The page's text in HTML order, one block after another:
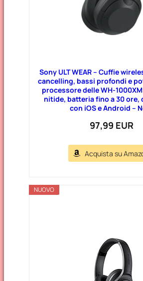
Sony ULT WEAR – Cuffie
cancelling, bassi profondi e
processore delle WH-
nitide, batteria fino a 30 ore,
con iOS e Android –
97,99 EUR
Acquista su
NUOVO